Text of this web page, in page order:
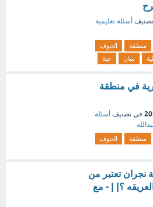
أسئلة تعليمية
منطقة
الجوف
بنبان جبة
في منطقة
في تصنيف أسئلة
منطقة الجوف
نجران تعتبر من
العريقه ؟| | - مع